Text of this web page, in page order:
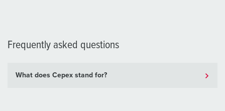
Frequently asked questions
What does Cepex stand for?